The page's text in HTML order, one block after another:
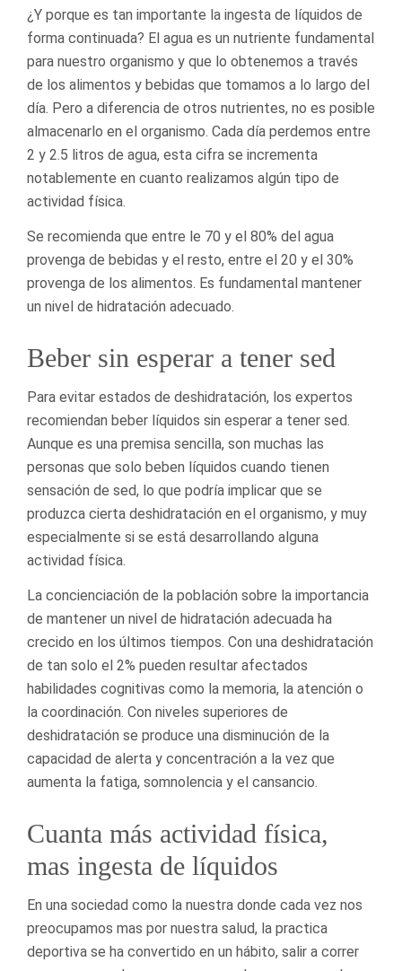
¿Y porque es tan importante la ingesta de líquidos de
forma continuada? El agua es un nutriente fundamental
para nuestro organismo y que lo obtenemos a través
de los alimentos y bebidas que tomamos a lo largo del
día. Pero a diferencia de otros nutrientes, no es posible
almacenarlo en el organismo. Cada día perdemos entre
2 y 2.5 litros de agua, esta cifra se incrementa
notablemente en cuanto realizamos algún tipo de
actividad física.
Se recomienda que entre le 70 y el 80% del agua
provenga de bebidas y el resto, entre el 20 y el 30%
provenga de los alimentos. Es fundamental mantener
un nivel de hidratación adecuado.
Beber sin esperar a tener sed
Para evitar estados de deshidratación, los expertos
recomiendan beber líquidos sin esperar a tener sed.
Aunque es una premisa sencilla, son muchas las
personas que solo beben líquidos cuando tienen
sensación de sed, lo que podría implicar que se
produzca cierta deshidratación en el organismo, y muy
especialmente si se está desarrollando alguna
actividad física.
La concienciación de la población sobre la importancia
de mantener un nivel de hidratación adecuada ha
crecido en los últimos tiempos. Con una deshidratación
de tan solo el 2% pueden resultar afectados
habilidades cognitivas como la memoria, la atención o
la coordinación. Con niveles superiores de
deshidratación se produce una disminución de la
capacidad de alerta y concentración a la vez que
aumenta la fatiga, somnolencia y el cansancio.
Cuanta más actividad física,
mas ingesta de líquidos
En una sociedad como la nuestra donde cada vez nos
preocupamos mas por nuestra salud, la practica
deportiva se ha convertido en un hábito, salir a correr